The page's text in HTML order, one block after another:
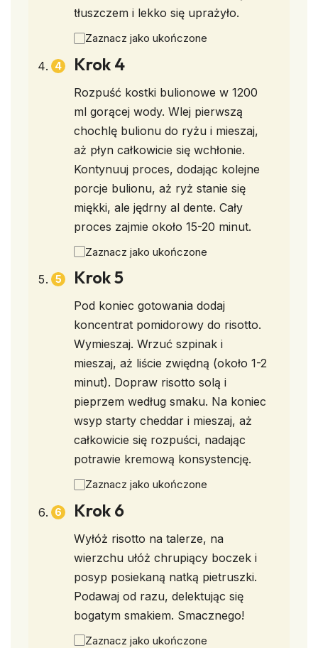
tłuszczem i lekko się uprażyło.
Zaznacz jako ukończone
Krok 4
Rozpuść kostki bulionowe w 1200
ml gorącej wody. Wlej pierwszą
chochlę bulionu do ryżu i mieszaj,
aż płyn całkowicie się wchłonie.
Kontynuuj proces, dodając kolejne
porcje bulionu, aż ryż stanie się
miękki, ale jędrny al dente. Cały
proces zajmie około 15-20 minut.
Zaznacz jako ukończone
Krok 5
Pod koniec gotowania dodaj
koncentrat pomidorowy do risotto.
Wymieszaj. Wrzuć szpinak i
mieszaj, aż liście zwiędną (około 1-2
minut). Dopraw risotto solą i
pieprzem według smaku. Na koniec
wsyp starty cheddar i mieszaj, aż
całkowicie się rozpuści, nadając
potrawie kremową konsystencję.
Zaznacz jako ukończone
Krok 6
Wyłóż risotto na talerze, na
wierzchu ułóż chrupiący boczek i
posyp posiekaną natką pietruszki.
Podawaj od razu, delektując się
bogatym smakiem. Smacznego!
Zaznacz jako ukończone